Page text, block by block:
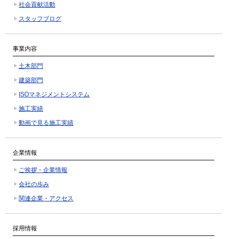
社会貢献活動
スタッフブログ
事業内容
土木部門
建築部門
ISOマネジメントシステム
施工実績
動画で見る施工実績
企業情報
ご挨拶・企業情報
会社の歩み
関連企業・アクセス
採用情報